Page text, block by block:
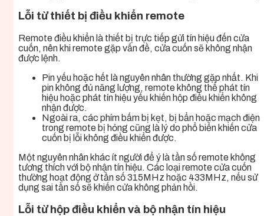
Lỗi từ thiết bị điều khiển remote
Remote điều khiển là thiết bị trực tiếp gửi tín hiệu đến cửa
cuốn, nên khi remote gặp vấn đề, cửa cuốn sẽ không nhận
được lệnh.
Pin yếu hoặc hết là nguyên nhân thường gặp nhất. Khi
pin không đủ năng lượng, remote không thể phát tín
hiệu hoặc phát tín hiệu yếu khiến hộp điều khiển không
nhận được.
Ngoài ra, các phím bấm bị kẹt, bị bẩn hoặc mạch điện
trong remote bị hỏng cũng là lý do phổ biến khiến cửa
cuốn bị lỗi không điều khiển được.
Một nguyên nhân khác ít người để ý là tần số remote không
tương thích với bộ nhận tín hiệu. Các loại remote cửa cuốn
thường hoạt động ở tần số 315MHz hoặc 433MHz, nếu sử
dụng sai tần số sẽ khiến cửa không phản hồi.
Lỗi từ hộp điều khiển và bộ nhận tín hiệu